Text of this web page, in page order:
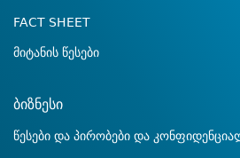
FACT SHEET
მიტანის წესები
ბიზნესი
წესები და პირობები და